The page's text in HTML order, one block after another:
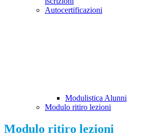
Autocertificazioni
Modulistica Alunni
Modulo ritiro lezioni
Modulo ritiro lezioni